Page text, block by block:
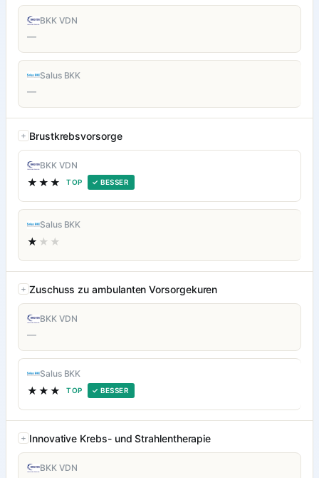
BKK VDN
—
Salus BKK
—
Brustkrebsvorsorge
BKK VDN
★★★ TOP ✓ BESSER
Salus BKK
★ ★★
Zuschuss zu ambulanten Vorsorgekuren
BKK VDN
—
Salus BKK
★★★ TOP ✓ BESSER
Innovative Krebs- und Strahlentherapie
BKK VDN